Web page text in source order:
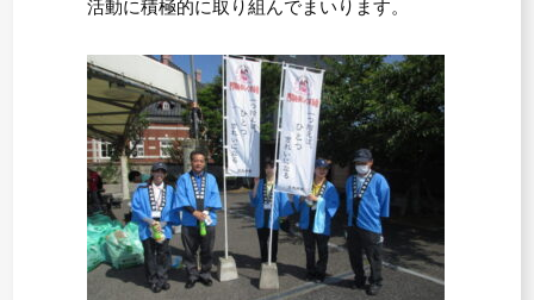
活動に積極的に取り組んでまいります。